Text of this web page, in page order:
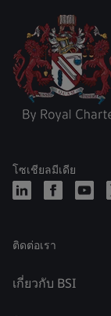
โซเชียลมีเดีย
ติดต่อเรา
เกี่ยวกับ BSI